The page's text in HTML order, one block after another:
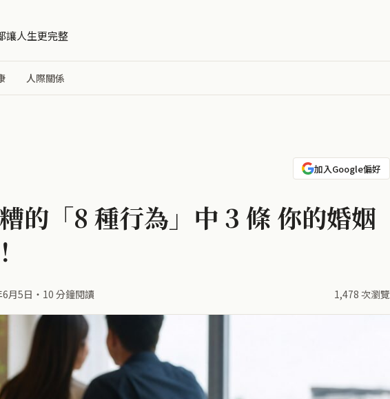
讓人生更完整
人際關係
加入Google偏好
的「8 種行為」中 3 條 你的婚姻
月5日 ・ 10 分鐘閱讀 1,478 次瀏覽